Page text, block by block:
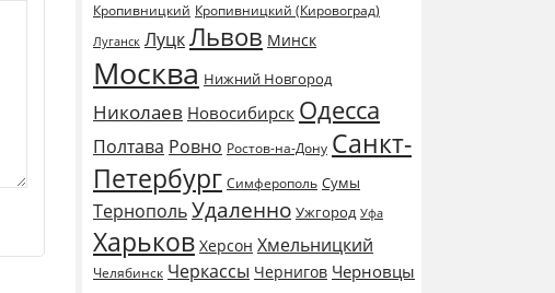
Кропивницкий Кропивницкий (Кировоград)
Луганск ЛуцкЛьвов Минск
Москва Нижний Новгород
Николаев Новосибирск Одесса
Полтава Ровно Ростов-на-Дону Санкт-
Петербург Симферополь Сумы
ТернопольУдаленно Ужгород Уфа
Харьков Херсон Хмельницкий
Челябинск Черкассы Чернигов Черновцы